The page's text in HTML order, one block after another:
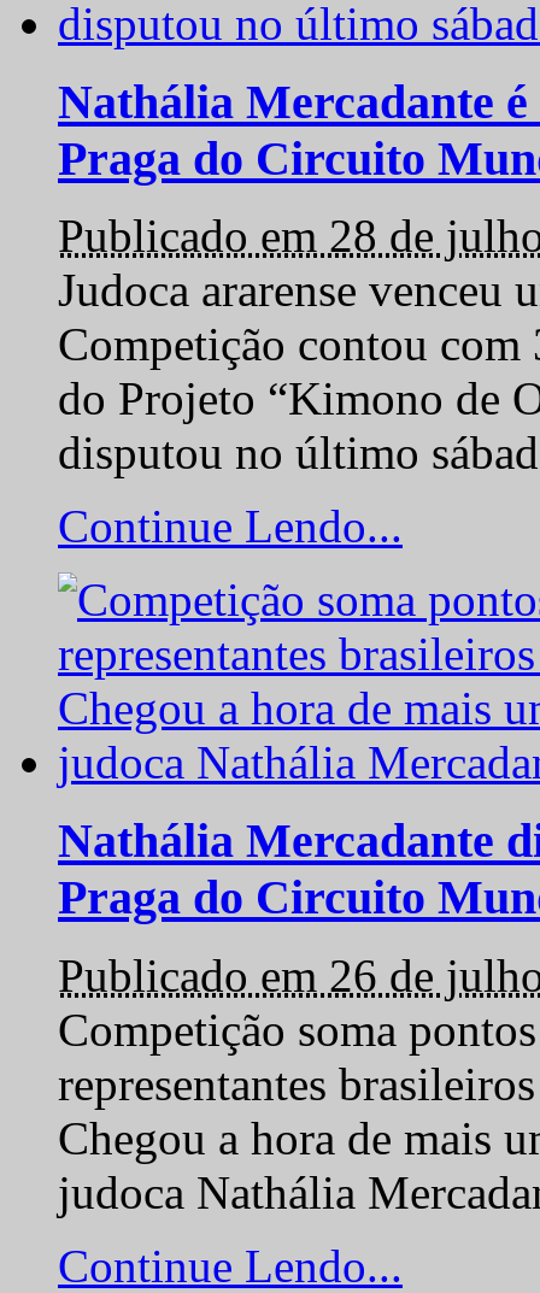
Nathália Mercadante
Praga do Circuito
Publicado em 28 de
Judoca ararense venceu
Competição contou com
do Projeto “Kimono de
disputou no último
Continue Lendo...
Nathália Mercadante
Praga do Circuito
Publicado em 26 de
Competição soma
representantes
Chegou a hora de mais
judoca Nathália
Continue Lendo...